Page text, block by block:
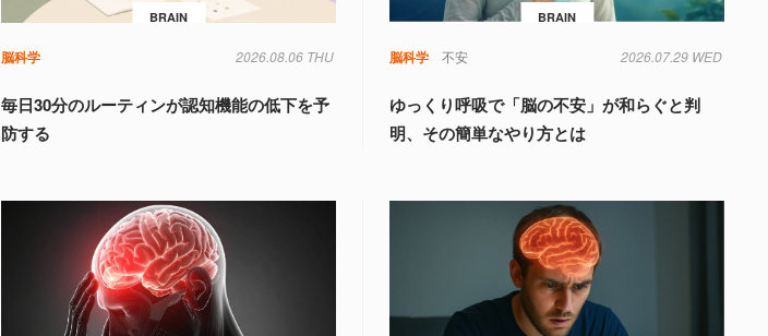
BRAIN
脳科学 2026.08.06 THU
毎日30分のルーティンが認知機能の低下を予
防する
BRAIN
脳科学 不安 2026.07.29 WED
ゆっくり呼吸で「脳の不安」が和らぐと判
明、その簡単なやり方とは